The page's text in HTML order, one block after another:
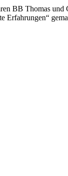
BB Thomas und